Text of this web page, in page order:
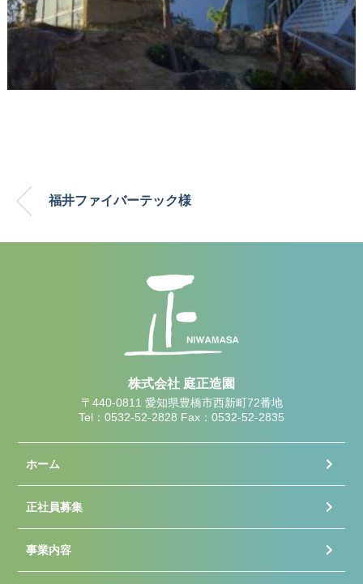
福井ファイバーテック様
株式会社 庭正造園
〒440-0811 愛知県豊橋市西新町72番地
Tel：0532-52-2828 Fax：0532-52-2835
ホーム
正社員募集
事業内容